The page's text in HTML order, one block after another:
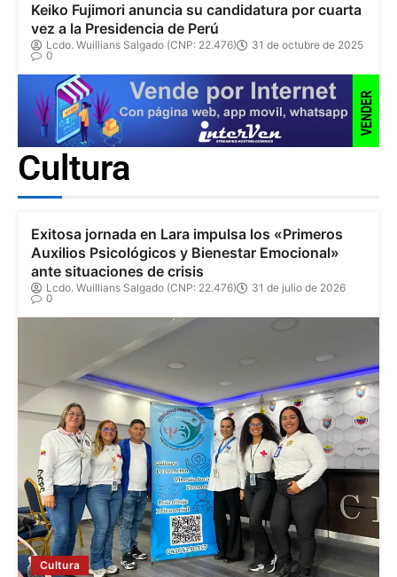
Keiko Fujimori anuncia su candidatura por cuarta
vez a la Presidencia de Perú
Lcdo. Wuillians Salgado (CNP: 22.476)
31 de octubre de 2025
0
Cultura
Cultura
Exitosa jornada en Lara impulsa los «Primeros
Auxilios Psicológicos y Bienestar Emocional»
ante situaciones de crisis
Lcdo. Wuillians Salgado (CNP: 22.476)
31 de julio de 2026
0